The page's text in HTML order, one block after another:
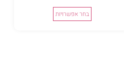
בחר אפשרויות